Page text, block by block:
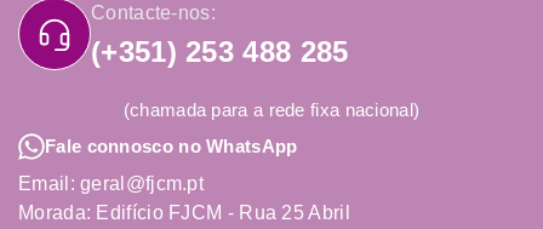
Contacte-nos:
(+351) 253 488 285
(chamada para a rede fixa nacional)
Fale connosco no WhatsApp
Email: geral@fjcm.pt
Morada: Edifício FJCM - Rua 25 Abril